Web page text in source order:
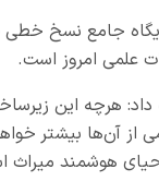
جامع نسخ خطی
علمی امروز است.
هرچه این
از آن‌ها بیشتر
هوشمند میراث